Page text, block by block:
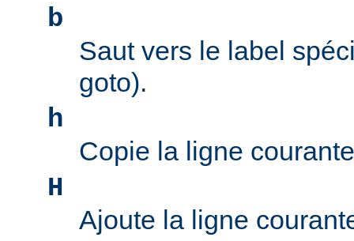
b
Saut vers le label
goto).
h
Copie la ligne
H
Ajoute la ligne